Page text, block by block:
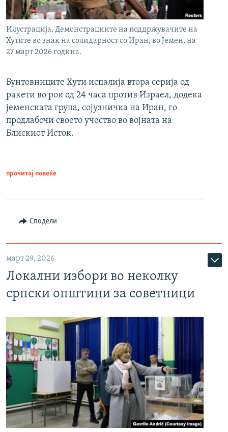
Илустрација, Демонстрациите на поддржувачите на
Хутите во знак на солидарност со Иран, во Јемен, на
27 март 2026 година.
Бунтовниците Хути испалија втора серија од
ракети во рок од 24 часа против Израел, додека
јеменската група, сојузничка на Иран, го
продлабочи своето учество во војната на
Блискиот Исток.
прочитај повеќе
Сподели
март 29, 2026
Локални избори во неколку
српски општини за советници